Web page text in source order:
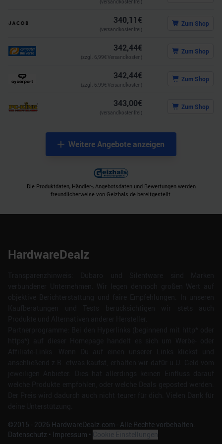
(versandkostenfrei)
340,11€
(versandkostenfrei)
Zum Shop
342,44€
(zzgl. 6,99€ Versandkosten)
Zum Shop
342,44€
(zzgl. 6,99€ Versandkosten)
Zum Shop
343,00€
(versandkostenfrei)
Zum Shop
Weitere Angebote anzeigen
Die Produktdaten, Händler-, Angebotsdaten und Bewertungen werden
freundlicherweise von Geizhals.de bereitgestellt.
HardwareDealz
©2015 - 2026 HardwareDealz.com - Alle Rechte vorbehalten.
Datenschutz • Impressum •